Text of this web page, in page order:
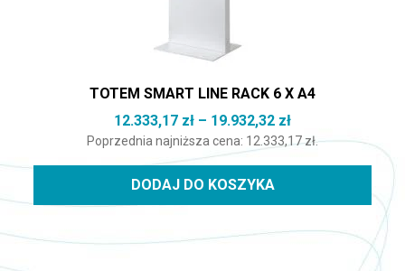
TOTEM SMART LINE RACK 6 X A4
12.333,17 zł – 19.932,32 złZakres cen: od
Poprzednia najniższa cena: 12.333,17zł.
DODAJ DO KOSZYKA